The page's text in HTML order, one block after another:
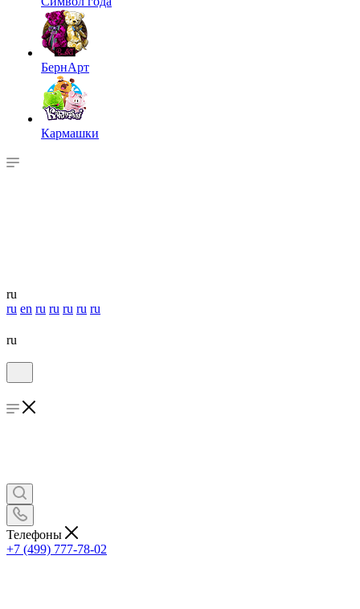
БернАрт
Кармашки
ru
ru en ru ru ru ru ru
ru
Телефоны
+7 (499) 777-78-02